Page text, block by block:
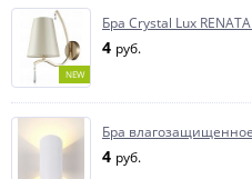
NEW
Бра Crystal Lux
4 руб.
Бра влагозащищенное
4 руб.